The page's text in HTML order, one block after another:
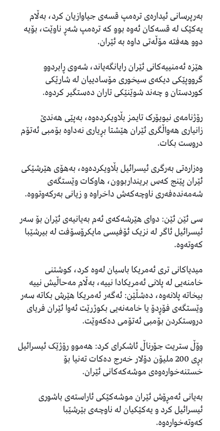
بەرپرسانی ئیدارەی ترەمپ قسەی جیاوازیان کرد، بەڵام
یەکێک لە قسەکان ئەوە بوو کە ترەمپ شەڕ ناوێت، بۆیە
دوو هەفتە مۆڵەتی داوە بە ئێران.
هێزە ئەمنییەکانى ئێران رایانگەیاند، شەوی ڕابردوو
گرووپێکی دیکەى سیخوری مۆسادییان لە شارێکی
کوردستان و چەند شوێنێکی تاران دەستگیر کردوە.
رۆژنامەی نیویۆرک تایمز بڵاویکردەوە، بەپێی هەندێ
زانیاری هەواڵگری ئێران هێشتا بڕیاری نەداوە بۆمبی ئەتۆم
دروست بکات.
وەزارەتی بەرگری ئیسرائیل بڵاویکردەوە، بەهۆی هێرشێکی
ئێران پێنج کەس برینداربوون، هاوکات وێستگەی
شەمەندەفەری ناوچەکەش داخراوە و زیانی بەرکەوتووە.
سی ئێن ئێن: دوای هێرشەکەی ئەم بەیانیەی ئێران بۆ سەر
ئیسرائیل ئاگر لە نزیک ئۆفیسی مایکرۆسۆفت لە بیرشێبا
کەوتەوە.
میدیاکانى تری ئەمریکا باسیان لەوە کرد، کوشتنى
خامنەیی لە پلانی ئەمریکادا نییە، بەڵام مەحاڵیش نییە
بیخاتە پلانەوە، دەشڵێن: ئەگەر ئەمریکا هێرش بکاتە سەر
وێستگەی فۆڕدۆ یا خامەنەیی بکوژرێت ئەوا ئێران فریای
دروستکردن بۆمبی ئەتۆمی دەکەوێت.
وۆڵ ستریت جۆرناڵ ئاشکرای کرد: هەموو رۆژێک ئیسرائیل
بڕی 200 ملیۆن دۆلار خەرج دەکات تەنیا بۆ
خستنەخوارەوەی موشەکەکانی ئێران.
بەیانی ئەمڕۆش ئێران موشەکێکی ئاراستەی باشوری
ئیسرائیل کرد و یەکێکیان لە ناوچەی بێرشێبا
کەوتەخوارەوە.